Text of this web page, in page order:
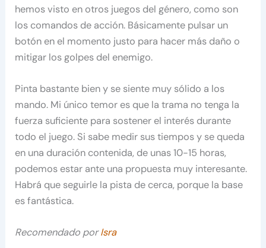
hemos visto en otros juegos del género, como son
los comandos de acción. Básicamente pulsar un
botón en el momento justo para hacer más daño o
mitigar los golpes del enemigo.
Pinta bastante bien y se siente muy sólido a los
mando. Mi único temor es que la trama no tenga la
fuerza suficiente para sostener el interés durante
todo el juego. Si sabe medir sus tiempos y se queda
en una duración contenida, de unas 10-15 horas,
podemos estar ante una propuesta muy interesante.
Habrá que seguirle la pista de cerca, porque la base
es fantástica.
Recomendado por Isra